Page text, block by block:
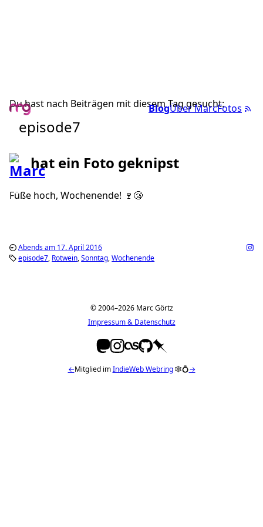
BlogÜber MarcFotos
Du hast nach Beiträgen mit diesem Tag gesucht:
episode7
hat ein Foto geknipst
Füße hoch, Wochenende! 🍷😴
Abends am 17. April 2016
episode7 Rotwein Sonntag Wochenende
© 2004–2026 Marc Görtz
Impressum & Datenschutz
←Mitglied imIndieWeb Webring🕸💍→